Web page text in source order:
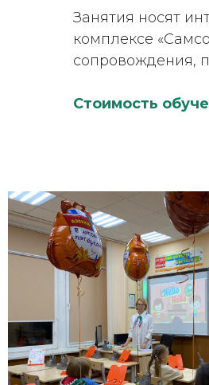
Занятия носят
комплексе
сопровождения,
Стоимость